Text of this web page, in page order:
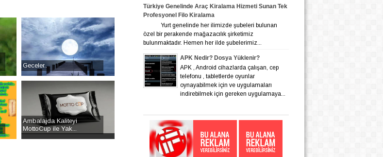
Geceler..
Ambalajda Kaliteyi
MottoCup ile Yak...
Türkiye Genelinde Araç Kiralama Hizmeti Sunan Tek
Profesyonel Filo Kiralama
Yurt genelinde her ilimizde şubeleri bulunan
özel bir perakende mağazacılık şirketimiz
bulunmaktadır. Hemen her ilde şubelerimiz...
APK Nedir? Dosya Yüklenir?
APK , Android cihazlarda çalışan, cep
telefonu , tabletlerde oyunlar
oynayabilmek için ve uygulamaları
indirebilmek için gereken uygulamaya...